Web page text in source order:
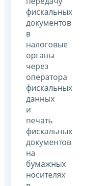
фискальных
документов
в
налоговые
органы
через
оператора
фискальных
данных
и
печать
фискальных
документов
на
бумажных
носителях